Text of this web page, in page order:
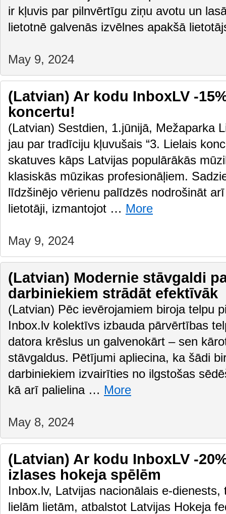
ir kļuvis par pilnvērtīgu ziņu avotu un
lietotnē galvenās izvēlnes apakšā
May 9, 2024
(Latvian) Ar kodu InboxLV -
koncertu!
(Latvian) Sestdien, 1.jūnijā, Mežaparka
jau par tradīciju kļuvušais “3. Lielais
skatuves kāps Latvijas populārākās
klasiskās mūzikas profesionāļiem.
līdzšinējo vērienu palīdzēs nodrošināt
lietotāji, izmantojot … More
May 9, 2024
(Latvian) Modernie stāvgaldi
darbiniekiem strādāt efektīvāk
(Latvian) Pēc ievērojamiem biroja telpu
Inbox.lv kolektīvs izbauda pārvērtības
datora krēslus un galvenokārt – sen
stāvgaldus. Pētījumi apliecina, ka šādi
darbiniekiem izvairīties no ilgstošas
kā arī palielina … More
May 8, 2024
(Latvian) Ar kodu InboxLV -
izlases hokeja spēlēm
Inbox.lv, Latvijas nacionālais e-
lielām lietām, atbalstot Latvijas Hokeja